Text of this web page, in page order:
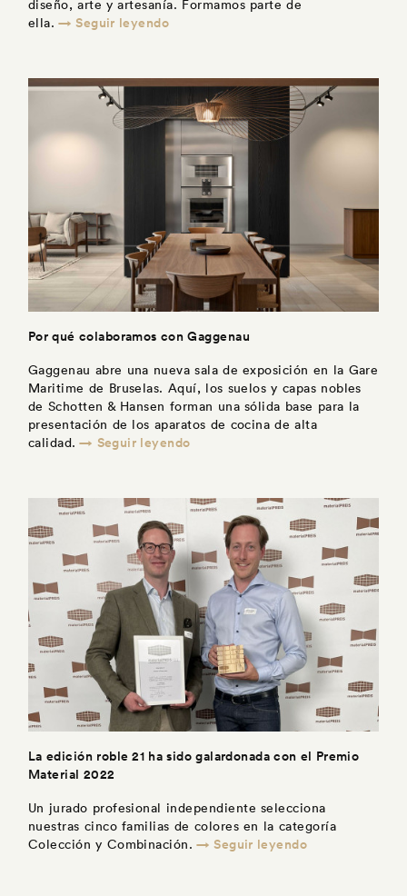
diseño, arte y artesanía. Formamos parte de
ella. → Seguir leyendo
Por qué colaboramos con Gaggenau
Gaggenau abre una nueva sala de exposición en la Gare
Maritime de Bruselas. Aquí, los suelos y capas nobles
de Schotten & Hansen forman una sólida base para la
presentación de los aparatos de cocina de alta
calidad. → Seguir leyendo
La edición roble 21 ha sido galardonada con el Premio
Material 2022
Un jurado profesional independiente selecciona
nuestras cinco familias de colores en la categoría
Colección y Combinación. → Seguir leyendo